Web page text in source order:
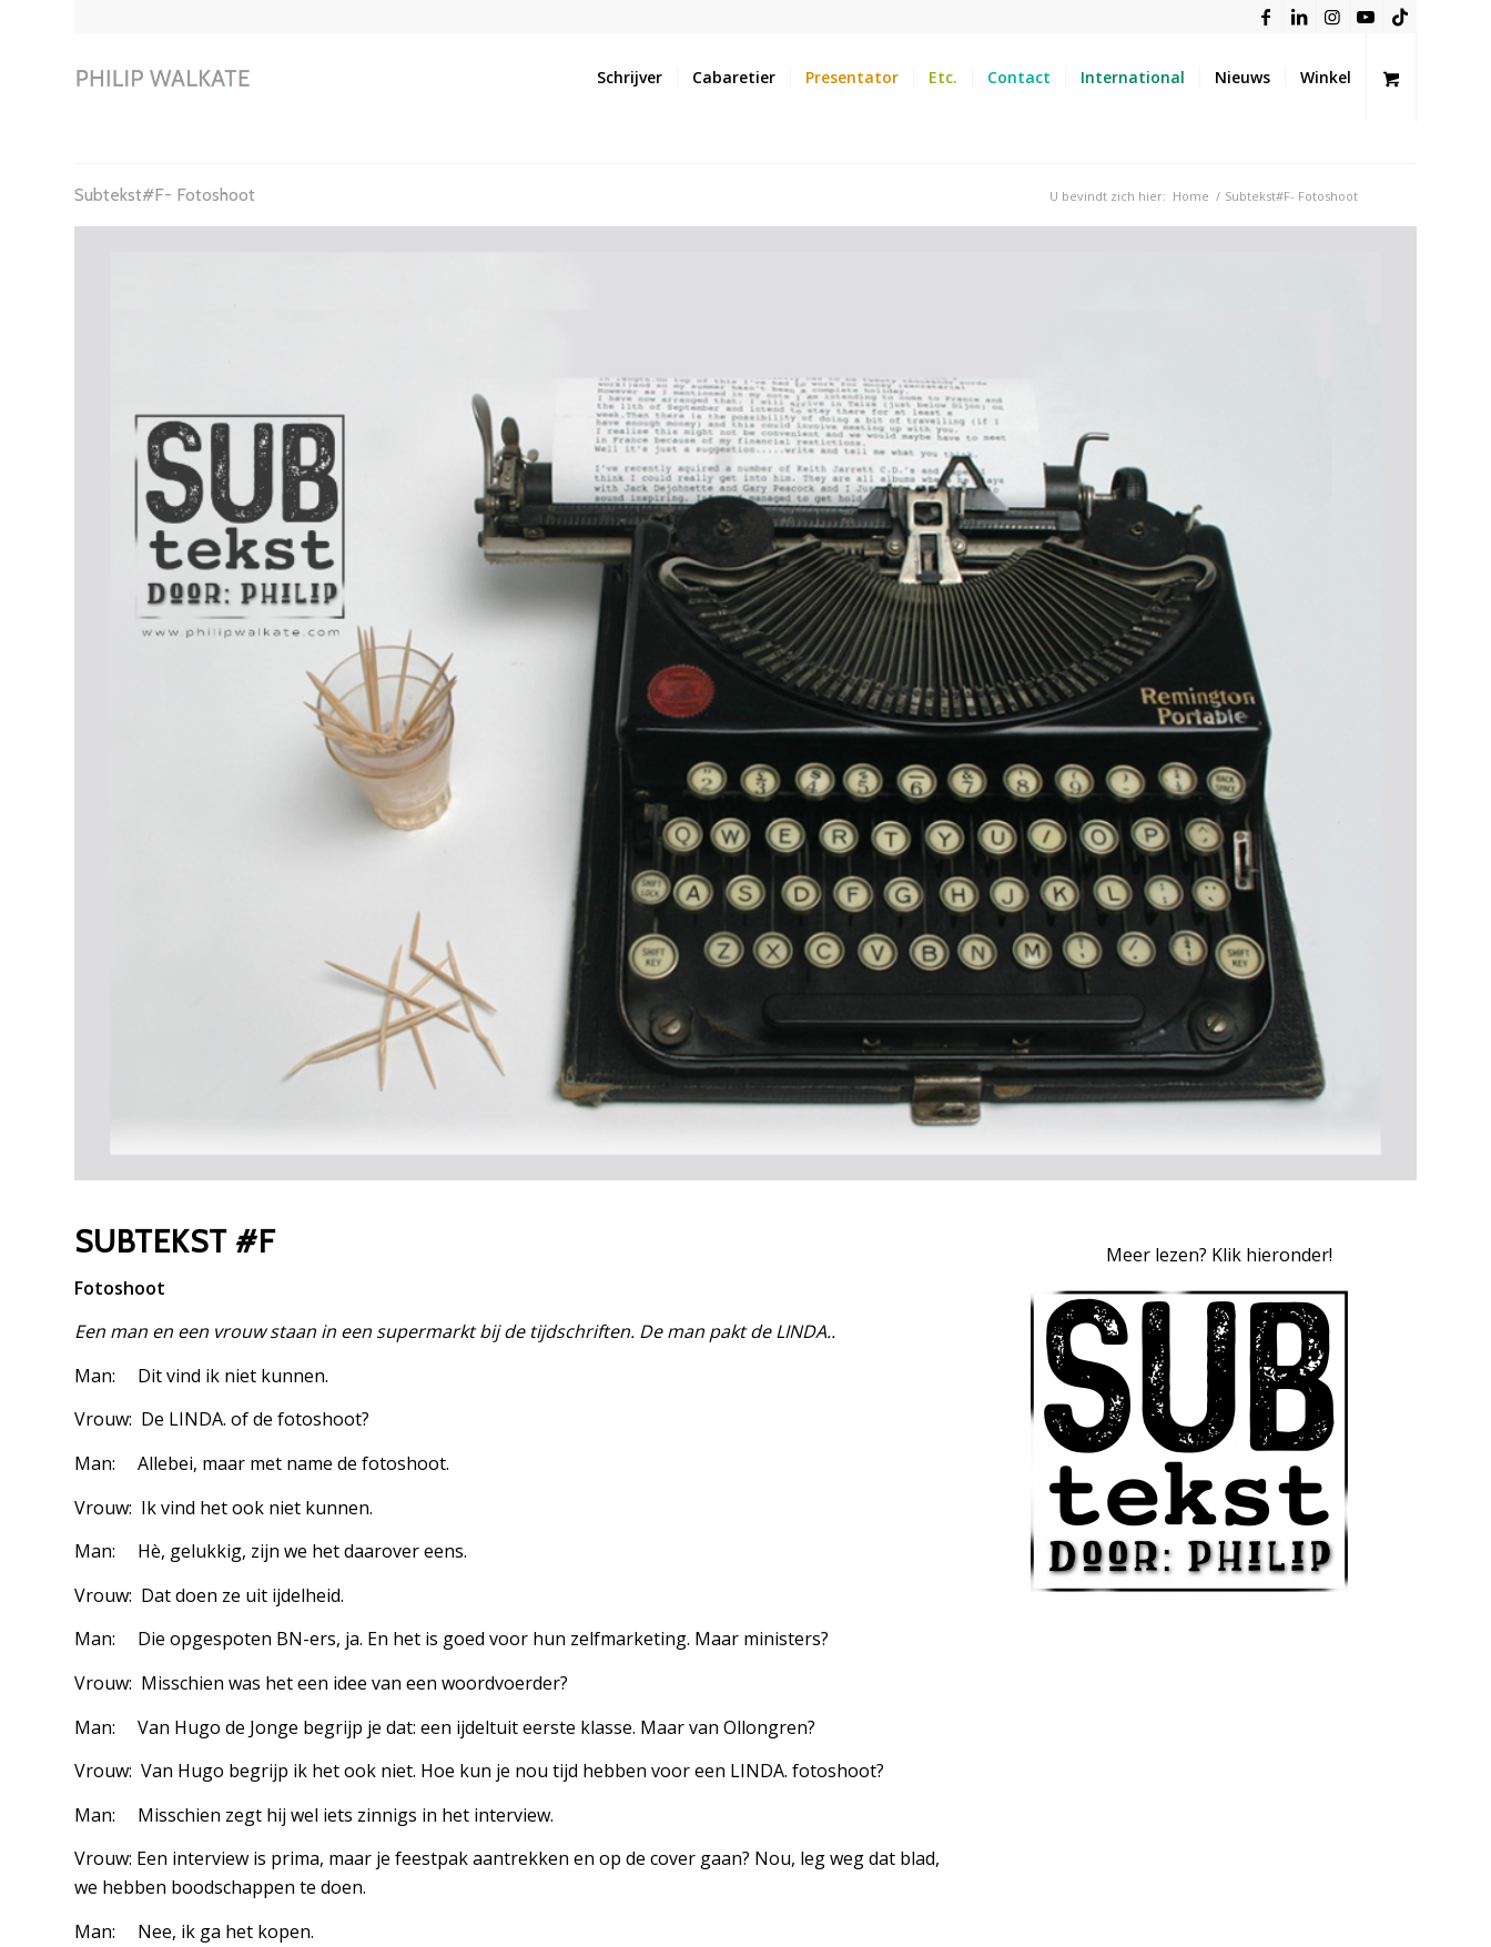
Schrijver Cabaretier Presentator Etc. Contact International Nieuws Winkel
Subtekst#F- Fotoshoot U bevindt zich hier: Home / Subtekst#F- Fotoshoot
SUBTEKST #F
Fotoshoot
Een man en een vrouw staan in een supermarkt bij de tijdschriften. De man pakt de LINDA..
Man: Dit vind ik niet kunnen.
Vrouw: De LINDA. of de fotoshoot?
Man: Allebei, maar met name de fotoshoot.
Vrouw: Ik vind het ook niet kunnen.
Man: Hè, gelukkig, zijn we het daarover eens.
Vrouw: Dat doen ze uit ijdelheid.
Man: Die opgespoten BN-ers, ja. En het is goed voor hun zelfmarketing. Maar ministers?
Vrouw: Misschien was het een idee van een woordvoerder?
Man: Van Hugo de Jonge begrijp je dat: een ijdeltuit eerste klasse. Maar van Ollongren?
Vrouw: Van Hugo begrijp ik het ook niet. Hoe kun je nou tijd hebben voor een LINDA. fotoshoot?
Man: Misschien zegt hij wel iets zinnigs in het interview.
Vrouw: Een interview is prima, maar je feestpak aantrekken en op de cover gaan? Nou, leg weg dat blad,
we hebben boodschappen te doen.
Man: Nee, ik ga het kopen.
Meer lezen? Klik hieronder!